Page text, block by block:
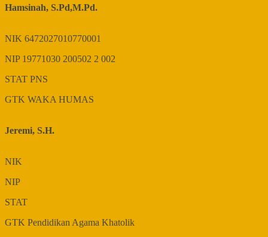
Hamsinah, S.Pd,M.Pd.
NIK 6472027010770001
NIP 19771030 200502 2 002
STAT PNS
GTK WAKA HUMAS
Jeremi, S.H.
NIK
NIP
STAT
GTK Pendidikan Agama Khatolik